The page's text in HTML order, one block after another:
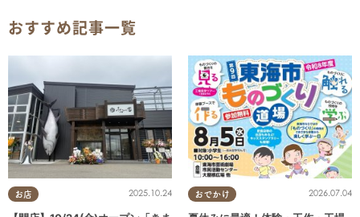
おすすめ記事一覧
お店 2025.10.24 おでかけ 2026.07.04